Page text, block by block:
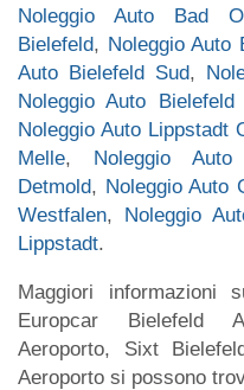
Noleggio Auto Bad
Bielefeld, Noleggio Auto
Auto Bielefeld Sud,
Noleggio Auto Bielefeld
Noleggio Auto Lippstadt
Melle, Noleggio Auto
Detmold, Noleggio Auto
Westfalen, Noleggio
Lippstadt.
Maggiori informazioni
Europcar Bielefeld
Aeroporto, Sixt
Aeroporto si possono